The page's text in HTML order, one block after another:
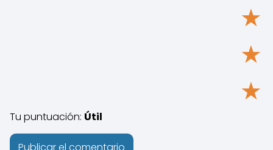
★
★
★
Tu puntuación: Útil